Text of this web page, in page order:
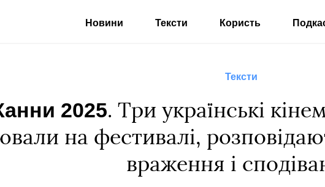
Новини Тексти Користь
Тексти
2025. Три українські
на фестивалі,
враження і